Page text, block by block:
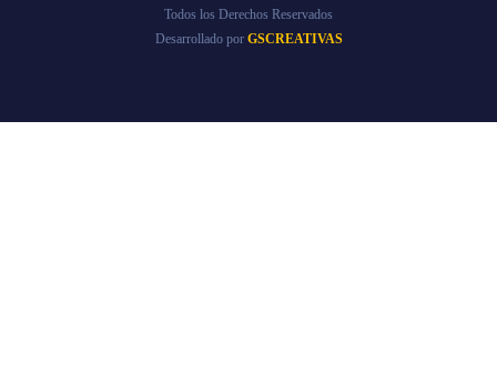
Todos los Derechos Reservados
Desarrollado por GSCREATIVAS